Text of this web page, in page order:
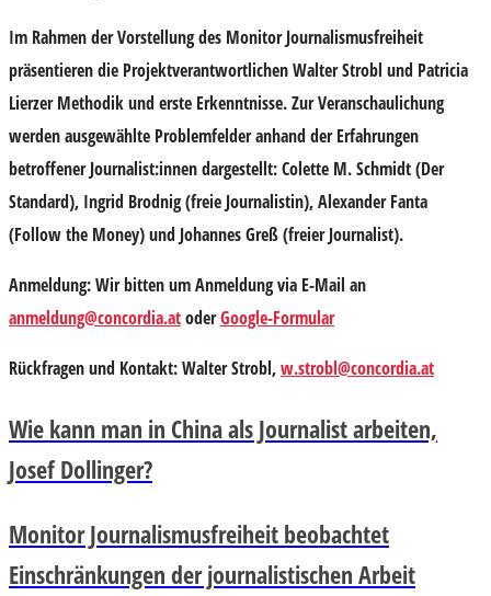
Im Rahmen der Vorstellung des Monitor Journalismusfreiheit
präsentieren die ProjektverantwortlichenWalter Strobl und Patricia
LierzerMethodik und erste Erkenntnisse. Zur Veranschaulichung
werden ausgewählte Problemfelder anhand der Erfahrungen
betroffener Journalist:innen dargestellt:Colette M. Schmidt(Der
Standard), Ingrid Brodnig(freie Journalistin),Alexander Fanta
(Follow the Money) und Johannes Greß(freier Journalist).
Anmeldung: Wir bitten um Anmeldung via E-Mail an
anmeldung@concordia.atoderGoogle-Formular
Rückfragen und Kontakt: Walter Strobl,w.strobl@concordia.at
Wie kann man in China als Journalist arbeiten,
Josef Dollinger?
Monitor Journalismusfreiheit beobachtet
Einschränkungen der journalistischen Arbeit